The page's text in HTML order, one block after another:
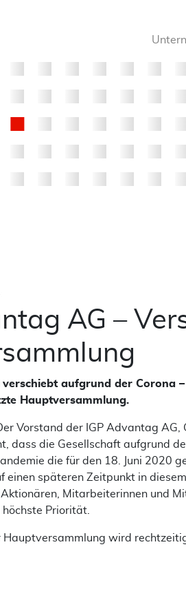
AG –
verschiebt aufgrund der Corona
Hauptversammlung.
Vorstand der IGP Advantag AG,
dass die Gesellschaft aufgrund
die für den 18. Juni 2020
einen späteren Zeitpunkt in
Mitarbeiterinnen und
Priorität.
Hauptversammlung wird